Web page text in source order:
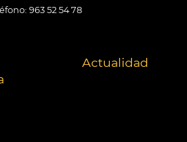
963 52 54 78
Actualidad